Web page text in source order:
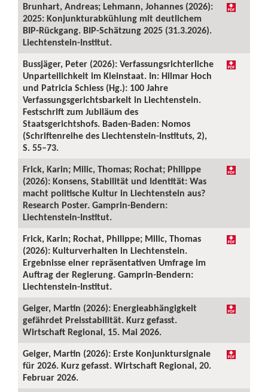
Brunhart, Andreas; Lehmann, Johannes (2026):
2025: Konjunkturabkühlung mit deutlichem
BIP-Rückgang. BIP-Schätzung 2025 (31.3.2026).
Liechtenstein-Institut.
Bussjäger, Peter (2026): Verfassungsrichterliche
Unparteilichkeit im Kleinstaat. In: Hilmar Hoch
und Patricia Schiess (Hg.): 100 Jahre
Verfassungsgerichtsbarkeit in Liechtenstein.
Festschrift zum Jubiläum des
Staatsgerichtshofs. Baden-Baden: Nomos
(Schriftenreihe des Liechtenstein-Instituts, 2),
S. 55–73.
Frick, Karin; Milic, Thomas; Rochat; Philippe
(2026): Konsens, Stabilität und Identität: Was
macht politische Kultur in Liechtenstein aus?
Research Poster. Gamprin-Bendern:
Liechtenstein-Institut.
Frick, Karin; Rochat, Philippe; Milic, Thomas
(2026): Kulturverhalten in Liechtenstein.
Ergebnisse einer repräsentativen Umfrage im
Auftrag der Regierung. Gamprin-Bendern:
Liechtenstein-Institut.
Geiger, Martin (2026): Energieabhängigkeit
gefährdet Preisstabilität. Kurz gefasst.
Wirtschaft Regional, 15. Mai 2026.
Geiger, Martin (2026): Erste Konjunktursignale
für 2026. Kurz gefasst. Wirtschaft Regional, 20.
Februar 2026.